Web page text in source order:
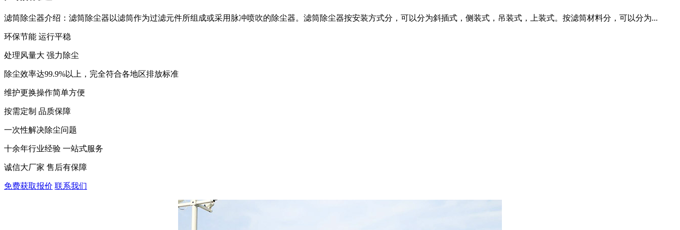
滤筒除尘器介绍：滤筒除尘器以滤筒作为过滤元件所组成或采用脉冲喷吹的除尘器。滤筒除尘器按安装方式分，可以分为斜插式，侧装式，吊装式，上装式。按滤筒材料分，可以分为...
环保节能 运行平稳
处理风量大 强力除尘
除尘效率达99.9%以上，完全符合各地区排放标准
维护更换操作简单方便
按需定制 品质保障
一次性解决除尘问题
十余年行业经验 一站式服务
诚信大厂家 售后有保障
免费获取报价 联系我们